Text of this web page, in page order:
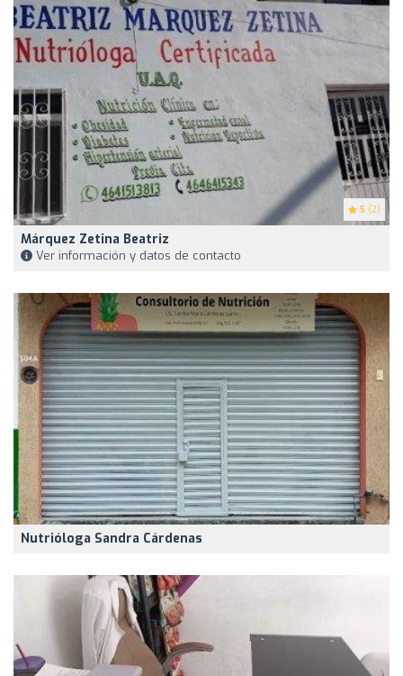
5 (2)
Márquez Zetina Beatriz
Ver información y datos de contacto
Nutrióloga Sandra Cárdenas